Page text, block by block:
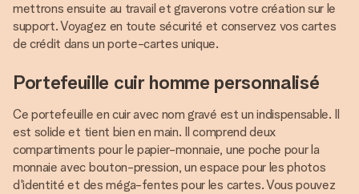
mettrons ensuite au travail et graverons votre création sur le
support. Voyagez en toute sécurité et conservez vos cartes
de crédit dans un porte-cartes unique.
Portefeuille cuir homme personnalisé
Ce portefeuille en cuir avec nom gravé est un indispensable. Il
est solide et tient bien en main. Il comprend deux
compartiments pour le papier-monnaie, une poche pour la
monnaie avec bouton-pression, un espace pour les photos
d'identité et des méga-fentes pour les cartes. Vous pouvez